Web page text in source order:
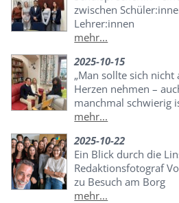
zwischen
Lehrer:innen
mehr...
2025-10-15
„Man sollte sich nicht
Herzen nehmen –
manchmal schwierig
mehr...
2025-10-22
Ein Blick durch die
Redaktionsfotograf
zu Besuch am Borg
mehr...